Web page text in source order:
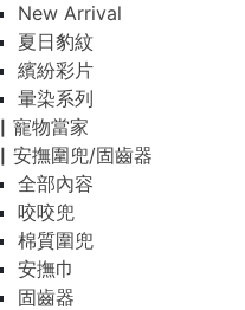
New Arrival
夏日豹紋
繽紛彩片
暈染系列
▏寵物當家
▏安撫圍兜/固齒器
全部內容
咬咬兜
棉質圍兜
安撫巾
固齒器